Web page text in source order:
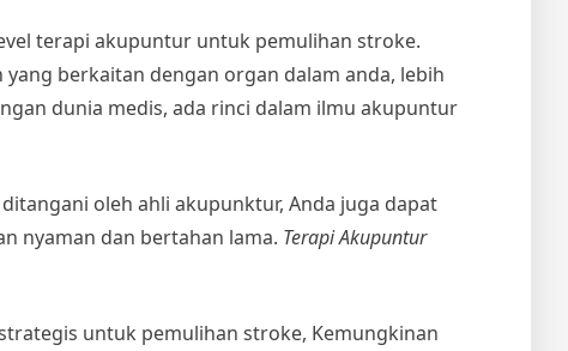
terapi akupuntur untuk pemulihan stroke.
berkaitan dengan organ dalam anda, lebih
dunia medis, ada rinci dalam ilmu akupuntur
oleh ahli akupunktur, Anda juga dapat
nyaman dan bertahan lama. Terapi Akupuntur
untuk pemulihan stroke, Kemungkinan